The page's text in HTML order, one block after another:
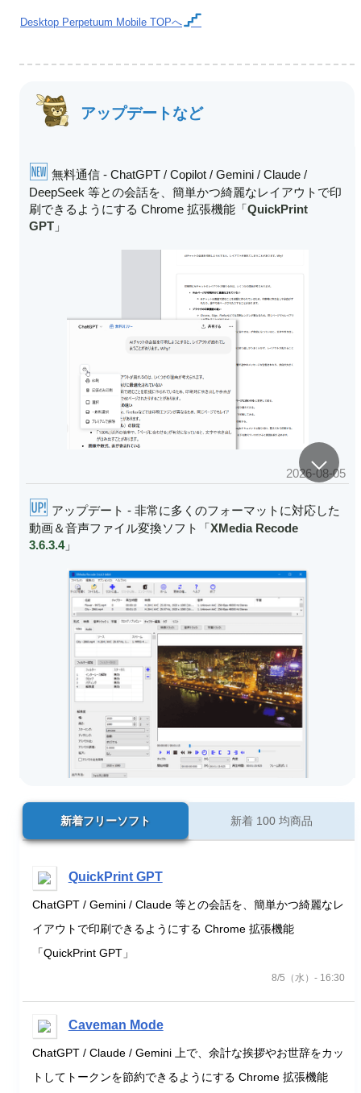
Desktop Perpetuum Mobile TOPへ
アップデートなど
新着フリーソフト 新着 100 均商品
QuickPrint GPT
ChatGPT / Gemini / Claude 等との会話を、簡単かつ綺麗なレ
イアウトで印刷できるようにする Chrome 拡張機能
「QuickPrint GPT」
8/5（水）- 16:30
Caveman Mode
ChatGPT / Claude / Gemini 上で、余計な挨拶やお世辞をカッ
トしてトークンを節約できるようにする Chrome 拡張機能